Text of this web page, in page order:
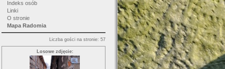
Indeks osób
Linki
O stronie
Mapa Radomia
Liczba gości na stronie: 57
Losowe zdjęcie: